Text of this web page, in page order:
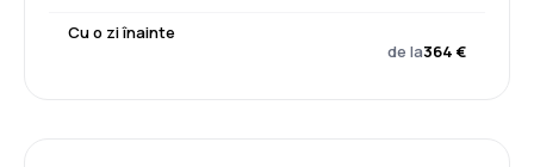
Cu o zi înainte
de la364 €